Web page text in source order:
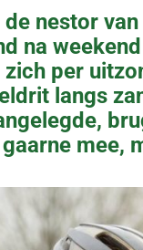
nestor
na
per
langs
mee,